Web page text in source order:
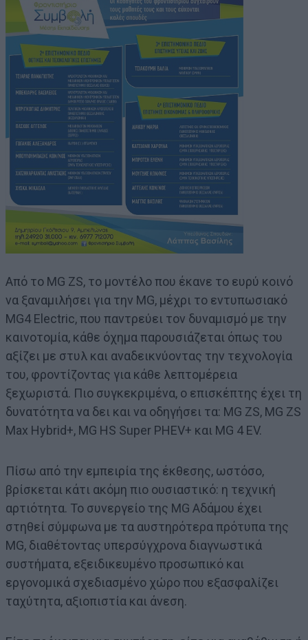
Από το MG ZS, το μοντέλο που έκανε το ευρύ κοινό
να ξαναμιλήσει για την MG, μέχρι το εντυπωσιακό
MG4 Electric, που παντρεύει τον δυναμισμό με την
καινοτομία, κάθε όχημα παρουσιάζεται όπως του
αξίζει με στυλ και αναδεικνύοντας την τεχνολογία
του, φροντίζοντας για κάθε λεπτομέρεια
ξεχωριστά. Πιο συγκεκριμένα, ο επισκέπτης έχει τη
δυνατότητα να δει και να οδηγήσει τα: MG ZS, MG ZS
Max Hybrid+, MG HS Super PHEV+ και MG 4 EV.
Πίσω από την εμπειρία της έκθεσης, ωστόσο,
βρίσκεται κάτι ακόμη πιο ουσιαστικό: η τεχνική
αρτιότητα. Το συνεργείο της ΜG Αδάμου έχει
στηθεί σύμφωνα με τα αυστηρότερα πρότυπα της
MG, διαθέτοντας υπερσύγχρονα διαγνωστικά
συστήματα, εξειδικευμένο προσωπικό και
εργονομικά σχεδιασμένο χώρο που εξασφαλίζει
ταχύτητα, αξιοπιστία και άνεση.